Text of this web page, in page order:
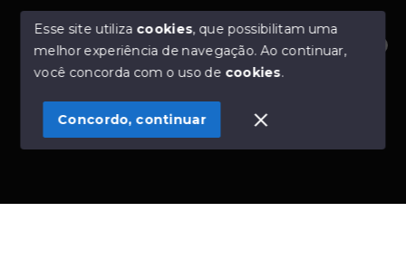
Olá! Estamos disponíveis para te ajudar.
© Copyright 2026 - TORQUATO ∴ Corretor de Imóveis
- CRECI 42643f | 136.004f Perito Avaliador CNAI 37357
SITE PARA IMOBILIARIA
Esse site utiliza cookies, que possibilitam uma
melhor experiência de navegação.Ao continuar,
você concorda com o uso de cookies.
Concordo, continuar